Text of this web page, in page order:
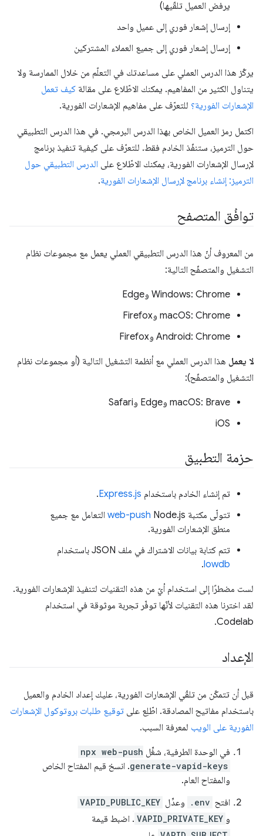
يرفض العميل تلقّيها)
إرسال إشعار فوري إلى عميل واحد
إرسال إشعار فوري إلى جميع العملاء المشتركين
يركّز هذا الدرس العملي على مساعدتك في التعلّم من خلال الممارسة ولا
يتناول الكثير من المفاهيم. يمكنك الاطّلاع على مقالة كيف تعمل
الإشعارات الفورية؟ للتعرّف على مفاهيم الإشعارات الفورية.
اكتمل رمز العميل الخاص بهذا الدرس البرمجي. في هذا الدرس التطبيقي
حول الترميز، ستنفّذ الخادم فقط. للتعرّف على كيفية تنفيذ برنامج
لإرسال الإشعارات الفورية، يمكنك الاطّلاع على الدرس التطبيقي حول
الترميز: إنشاء برنامج لإرسال الإشعارات الفورية.
توافُق المتصفح
من المعروف أنّ هذا الدرس التطبيقي العملي يعمل مع مجموعات نظام
التشغيل والمتصفّح التالية:
‫Windows: Chrome وEdge
‫macOS: Chrome وFirefox
‫Android: Chrome وFirefox
لا يعمل هذا الدرس العملي مع أنظمة التشغيل التالية (أو مجموعات نظام
التشغيل والمتصفّح):
‫macOS: Brave وEdge وSafari
iOS
حزمة التطبيق
تم إنشاء الخادم باستخدام Express.js
.
تتولّى مكتبة
web-push Node.js التعامل مع جميع
منطق الإشعارات الفورية.
تتم كتابة بيانات الاشتراك في ملف JSON باستخدام
lowdb
.
لست مضطرًا إلى استخدام أيّ من هذه التقنيات لتنفيذ الإشعارات الفورية.
لقد اخترنا هذه التقنيات لأنّها توفّر تجربة موثوقة في استخدام
Codelab.
الإعداد
قبل أن تتمكّن من تلقّي الإشعارات الفورية، عليك إعداد الخادم والعميل
باستخدام مفاتيح المصادقة. اطّلِع على توقيع طلبات بروتوكول الإشعارات
الفورية على الويب لمعرفة السبب.
في الوحدة الطرفية، شغِّل npx web-push
generate-vapid-keys. انسخ قيم المفتاح الخاص
والمفتاح العام.
افتح .env وعدِّل VAPID_PUBLIC_KEY
و VAPID_PRIVATE_KEY . اضبط قيمة